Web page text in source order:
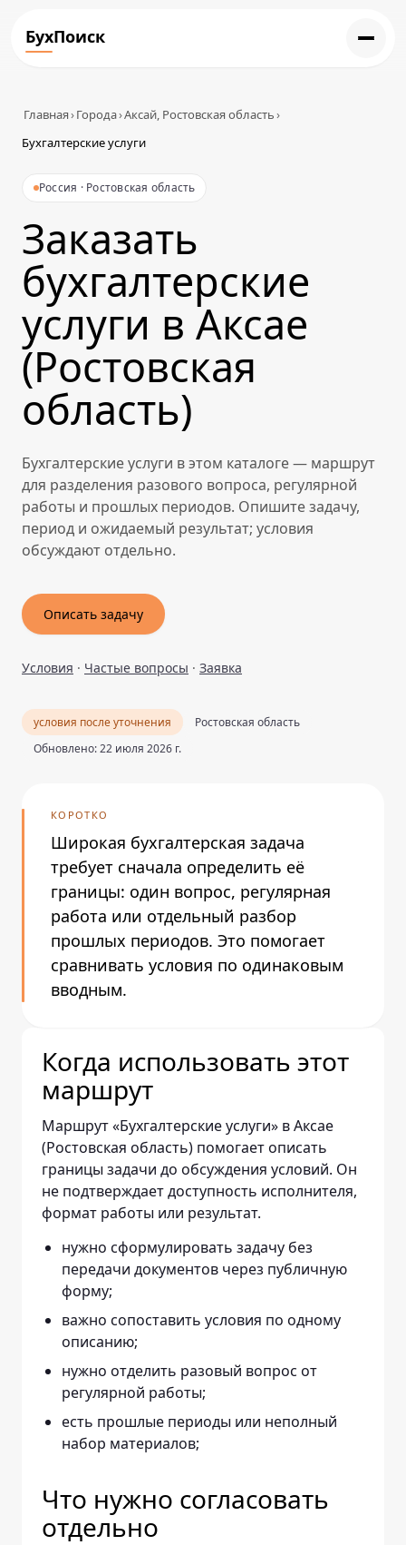
БухПоиск
Главная›Города›Аксай, Ростовская область›
Бухгалтерские услуги
Россия · Ростовская область
Заказать
бухгалтерские
услуги в Аксае
(Ростовская
область)
Бухгалтерские услуги в этом каталоге — маршрут
для разделения разового вопроса, регулярной
работы и прошлых периодов. Опишите задачу,
период и ожидаемый результат; условия
обсуждают отдельно.
Описать задачу
Условия · Частые вопросы · Заявка
условия после уточнения
Ростовская область
Обновлено: 22 июля 2026 г.
КОРОТКО
Широкая бухгалтерская задача
требует сначала определить её
границы: один вопрос, регулярная
работа или отдельный разбор
прошлых периодов. Это помогает
сравнивать условия по одинаковым
вводным.
Когда использовать этот
маршрут
Маршрут «Бухгалтерские услуги» в Аксае
(Ростовская область) помогает описать
границы задачи до обсуждения условий. Он
не подтверждает доступность исполнителя,
формат работы или результат.
нужно сформулировать задачу без
передачи документов через публичную
форму;
важно сопоставить условия по одному
описанию;
нужно отделить разовый вопрос от
регулярной работы;
есть прошлые периоды или неполный
набор материалов;
Что нужно согласовать
отдельно